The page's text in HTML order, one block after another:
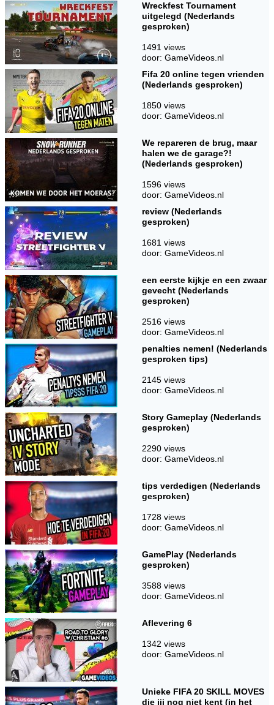
Wreckfest Tournament
uitgelegd (Nederlands
gesproken)
1491 views
door: GameVideos.nl
Fifa 20 online tegen vrienden
(Nederlands gesproken)
1850 views
door: GameVideos.nl
We repareren de brug, maar
halen we de garage?!
(Nederlands gesproken)
1596 views
door: GameVideos.nl
review (Nederlands
gesproken)
1681 views
door: GameVideos.nl
een eerste kijkje en een zwaar
gevecht (Nederlands
gesproken)
2516 views
door: GameVideos.nl
penalties nemen! (Nederlands
gesproken tips)
2145 views
door: GameVideos.nl
Story Gameplay (Nederlands
gesproken)
2290 views
door: GameVideos.nl
tips verdedigen (Nederlands
gesproken)
1728 views
door: GameVideos.nl
GamePlay (Nederlands
gesproken)
3588 views
door: GameVideos.nl
Aflevering 6
1342 views
door: GameVideos.nl
Unieke FIFA 20 SKILL MOVES
die jij nog niet kent (in het